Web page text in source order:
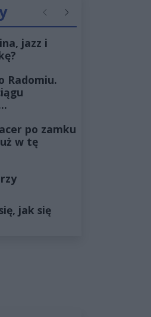
PoprzednieNastępne
jazz i
Radomiu.
po zamku
w tę
jak się